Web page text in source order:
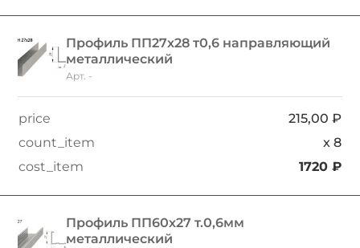
Профиль ПП27х28 т0,6 направляющий
металлический
Арт. -
215,00 ₽
x 8
1720₽
Профиль ПП60х27 т.0,6мм
металлический